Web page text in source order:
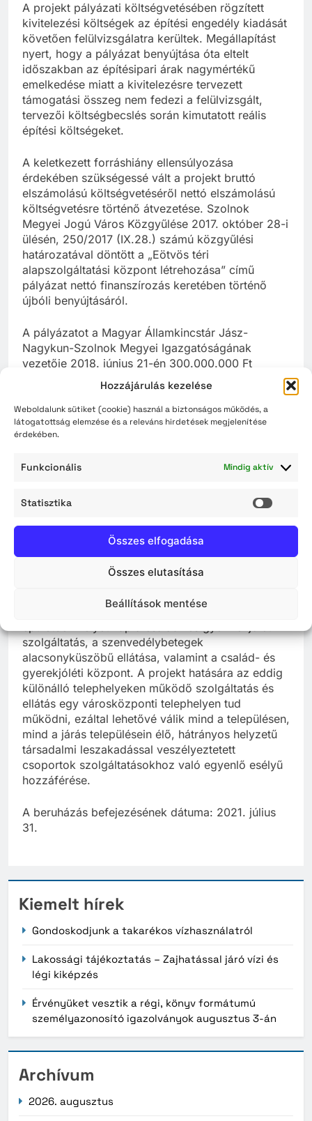
Hozzájárulás kezelése
Weboldalunk sütiket (cookie) használ a biztonságos működés, a
látogatottság elemzése és a releváns hirdetések megjelenítése
érdekében.
Funkcionális Mindig aktív
Statisztika
Összes elfogadása
Összes elutasítása
Beállítások mentése
A projekt pályázati költségvetésében rögzített
kivitelezési költségek az építési engedély kiadását
követően felülvizsgálatra kerültek. Megállapítást
nyert, hogy a pályázat benyújtása óta eltelt
időszakban az építésipari árak nagymértékű
emelkedése miatt a kivitelezésre tervezett
támogatási összeg nem fedezi a felülvizsgált,
tervezői költségbecslés során kimutatott reális
építési költségeket.
A keletkezett forráshiány ellensúlyozása
érdekében szükségessé vált a projekt bruttó
elszámolású költségvetéséről nettó elszámolású
költségvetésre történő átvezetése. Szolnok
Megyei Jogú Város Közgyűlése 2017. október 28-i
ülésén, 250/2017 (IX.28.) számú közgyűlési
határozatával döntött a „Eötvös téri
alapszolgáltatási központ létrehozása” című
pályázat nettó finanszírozás keretében történő
újbóli benyújtásáról.
A pályázatot a Magyar Államkincstár Jász-
Nagykun-Szolnok Megyei Igazgatóságának
vezetője 2018. június 21-én 300.000.000 Ft
összegű vissza nem térítendő támogatásra
érdemesnek ítélte, 100 %-os támogatási intenzitás
mellett
A Támogatási Szerződés aláírására 2018. július
1. szám alatti, korábban idősek otthonaként
szociális és gyermekjóléti alap -, nappali-, és
szakellátásokat integráltan biztosító Humán
Szolgáltató Központ székhelyévé válik, amely
helyet ad több alapszolgáltatásnak és annak
koordinációját, kiszolgálását végző szervezeti
egységnek. A fejlesztés eredményeként az
szolgáltatás, a szenvedélybetegek
alacsonyküszöbű ellátása, valamint a család- és
gyerekjóléti központ. A projekt hatására az eddig
különálló telephelyeken működő szolgáltatás és
ellátás egy városközponti telephelyen tud
működni, ezáltal lehetővé válik mind a településen,
mind a járás településein élő, hátrányos helyzetű
társadalmi leszakadással veszélyeztetett
csoportok szolgáltatásokhoz való egyenlő esélyű
hozzáférése.
A beruházás befejezésének dátuma: 2021. július
31.
Kiemelt hírek
Gondoskodjunk a takarékos vízhasználatról
Lakossági tájékoztatás – Zajhatással járó vízi és
légi kiképzés
Érvényüket vesztik a régi, könyv formátumú
személyazonosító igazolványok augusztus 3-án
Archívum
2026. augusztus